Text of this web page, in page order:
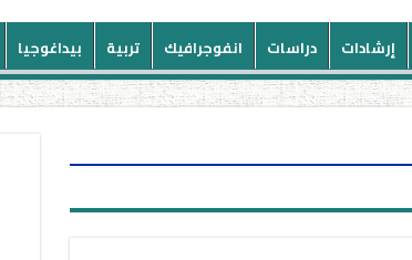
إرشادات دراسات انفوجرافيك تربية بيداغوجيا